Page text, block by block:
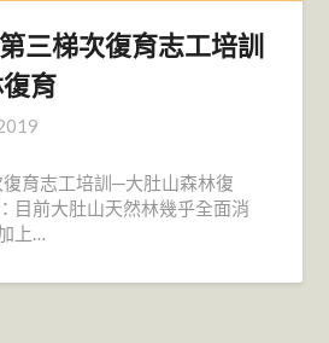
三梯次復育志工培訓
育
復育志工培訓─大肚山森林復
目前大肚山天然林幾乎全面消
上…